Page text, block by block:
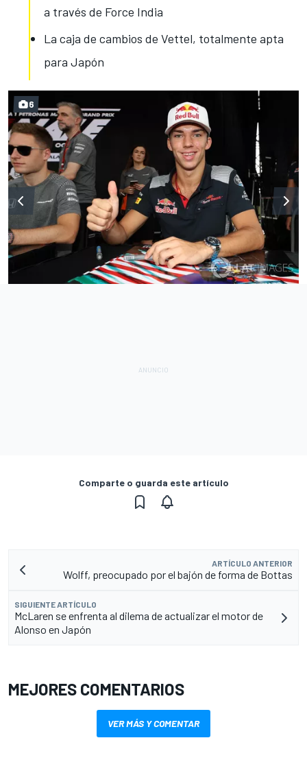
a través de Force India
La caja de cambios de Vettel, totalmente apta
para Japón
6
Comparte o guarda este artículo
ARTÍCULO ANTERIOR
Wolff, preocupado por el bajón de forma de Bottas
SIGUIENTE ARTÍCULO
McLaren se enfrenta al dilema de actualizar el motor de
Alonso en Japón
MEJORES COMENTARIOS
VER MÁS Y COMENTAR